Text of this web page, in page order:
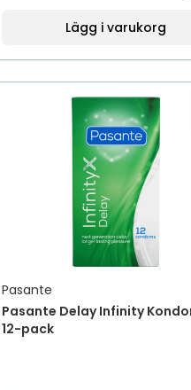
Lägg i varukorg
Pasante
Pasante Delay Infinity
12-pack